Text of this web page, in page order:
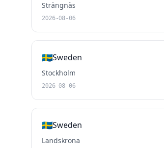
Strängnäs
2026-08-06
🇸🇪Sweden
Stockholm
2026-08-06
🇸🇪Sweden
Landskrona